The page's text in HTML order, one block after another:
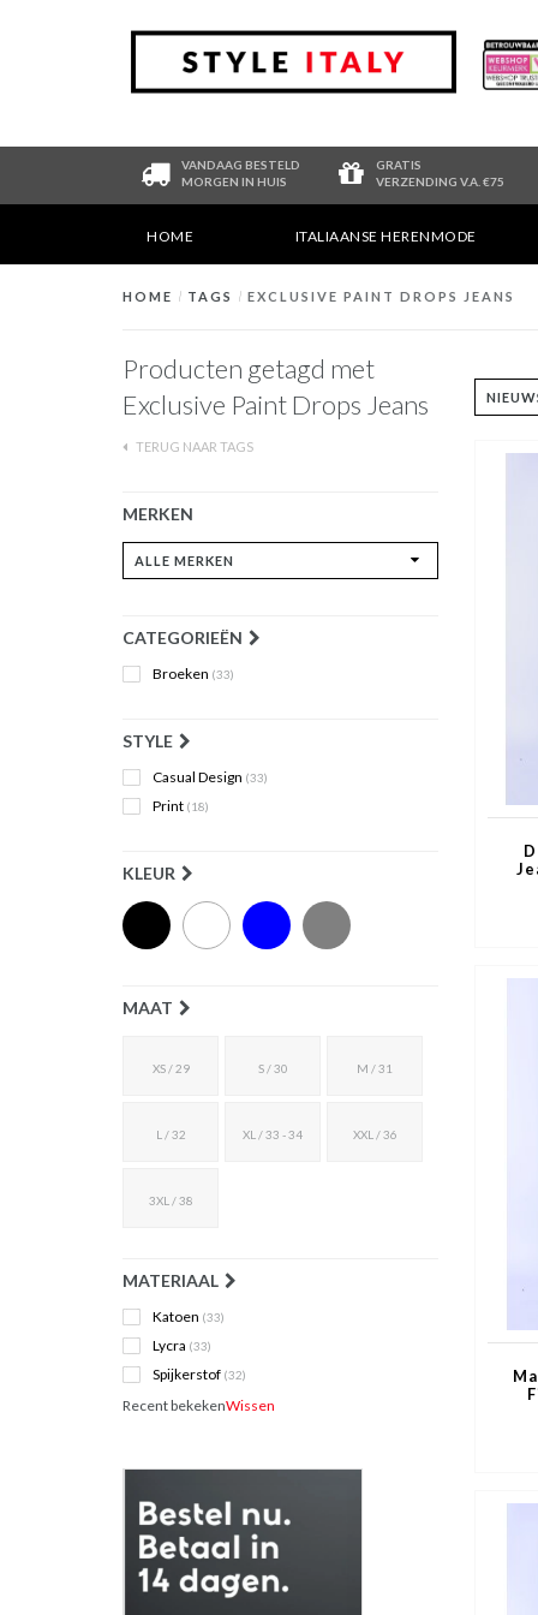
VANDAAG BESTELD
MORGEN IN HUIS
GRATIS
VERZENDING V.A. €75
HOME ITALIAANSE HERENMODE
HOME / TAGS / EXCLUSIVE PAINT DROPS JEANS
Producten getagd met
Exclusive Paint Drops Jeans
TERUG NAAR TAGS
MERKEN
CATEGORIEËN
Broeken (33)
STYLE
Casual Design (33)
Print (18)
KLEUR
MAAT
XS / 29 S / 30 M / 31
L / 32 XL / 33 - 34 XXL / 36
3XL / 38
MATERIAAL
Katoen (33)
Lycra (33)
Spijkerstof (32)
Recent bekekenWissen